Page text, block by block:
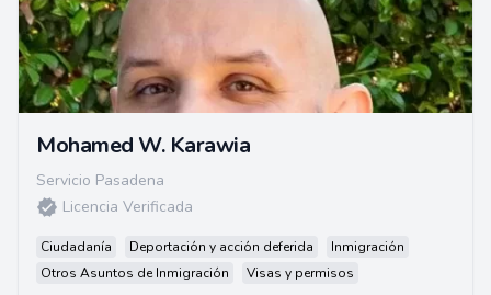
Mohamed W. Karawia
Servicio Pasadena
Licencia Verificada
Ciudadanía Deportación y acción deferida
Inmigración
Otros Asuntos de Inmigración
Visas y permisos